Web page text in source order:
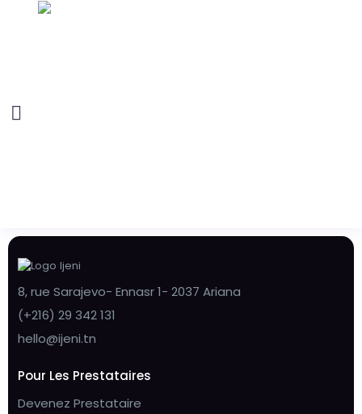
8, rue Sarajevo- Ennasr 1- 2037 Ariana
(+216) 29 342 131
hello@ijeni.tn
Pour Les Prestataires
Devenez Prestataire